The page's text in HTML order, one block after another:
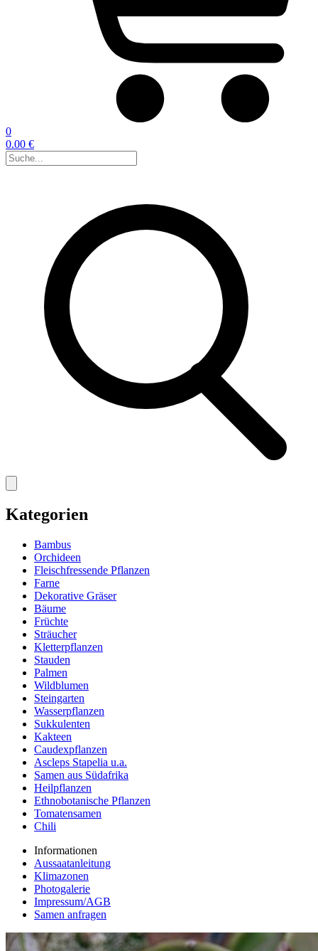
0
0.00 €
Kategorien
Bambus
Orchideen
Fleischfressende Pflanzen
Farne
Dekorative Gräser
Bäume
Früchte
Sträucher
Kletterpflanzen
Stauden
Palmen
Wildblumen
Steingarten
Wasserpflanzen
Sukkulenten
Kakteen
Caudexpflanzen
Ascleps Stapelia u.a.
Samen aus Südafrika
Heilpflanzen
Ethnobotanische Pflanzen
Tomatensamen
Chili
Informationen
Aussaatanleitung
Klimazonen
Photogalerie
Impressum/AGB
Samen anfragen